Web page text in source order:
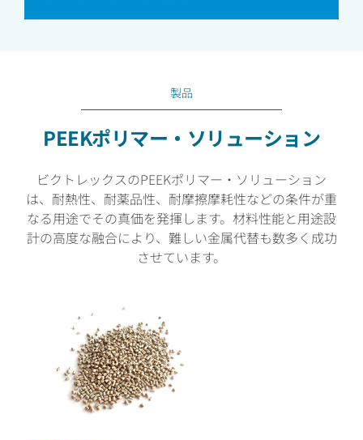
製品
PEEKポリマー・ソリューション
ビクトレックスのPEEKポリマー・ソリューション
は、耐熱性、耐薬品性、耐摩擦摩耗性などの条件が重
なる用途でその真価を発揮します。材料性能と用途設
計の高度な融合により、難しい金属代替も数多く成功
させています。